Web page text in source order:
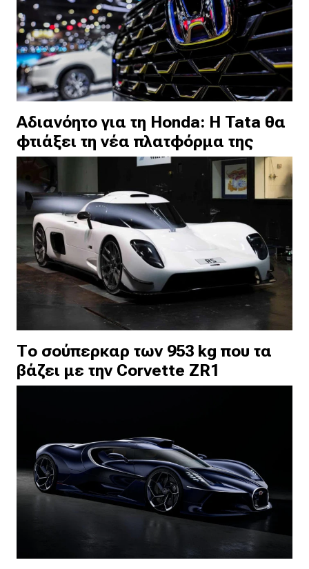
Αδιανόητο για τη Honda: Η Tata θα
φτιάξει τη νέα πλατφόρμα της
Το σούπερκαρ των 953 kg που τα
βάζει με την Corvette ZR1